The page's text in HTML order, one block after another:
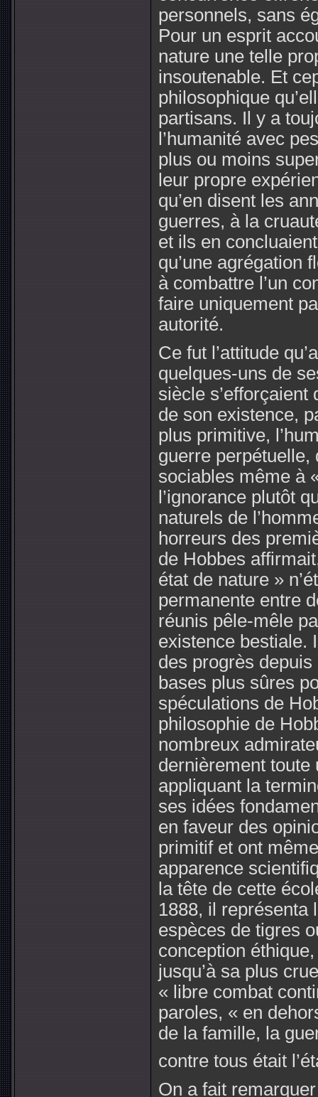
personnels, sans
Pour un esprit
nature une telle
insoutenable. Et
philosophique
partisans. Il y a
l’humanité avec
plus ou moins
leur propre
qu’en disent les
guerres, à la
et ils en
qu’une agrégation
à combattre l’un
faire uniquement
autorité.
Ce fut l’attitude
quelques-uns de
siècle s’efforçaient
de son existence,
plus primitive,
guerre perpétuelle,
sociables même à
l’ignorance plutôt
naturels de
horreurs des
de Hobbes
état de nature »
permanente entre
réunis pêle-mêle
existence bestiale.
des progrès
bases plus sûres
spéculations de
philosophie de
nombreux
dernièrement toute
appliquant la
ses idées
en faveur des
primitif et ont
apparence
la tête de cette
1888, il représenta
espèces de tigres
conception
jusqu’à sa plus
« libre combat
paroles, « en
de la famille, la
contre tous était
On a fait